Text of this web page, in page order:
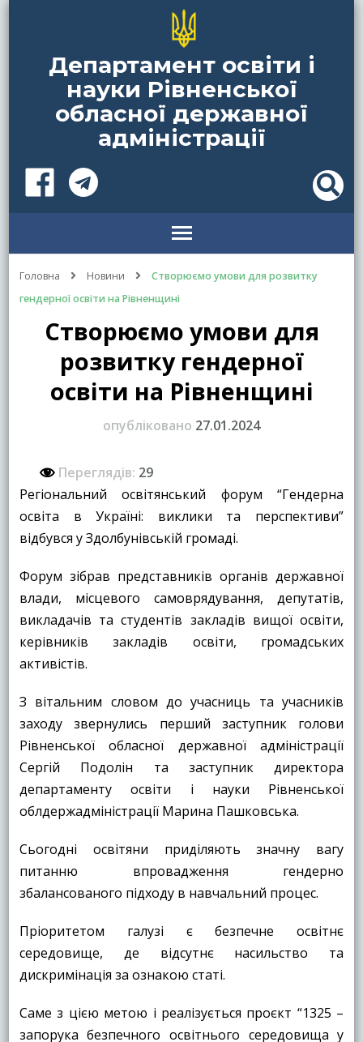
Департамент освіти і
науки Рівненської
обласної державної
адміністрації
Головна Новини
Створюємо умови для розвитку
гендерної освіти на Рівненщині
Створюємо умови для
розвитку гендерної
освіти на Рівненщині
опубліковано 27.01.2024
Переглядів: 29
Регіональний освітянський форум “Гендерна
освіта в Україні: виклики та перспективи”
відбувся у Здолбунівській громаді.
Форум зібрав представників органів державної
влади, місцевого самоврядування, депутатів,
викладачів та студентів закладів вищої освіти,
керівників закладів освіти, громадських
активістів.
З вітальним словом до учасниць та учасників
заходу звернулись перший заступник голови
Рівненської обласної державної адміністрації
Сергій Подолін та заступник директора
департаменту освіти і науки Рівненської
облдержадміністрації Марина Пашковська.
Сьогодні освітяни приділяють значну вагу
питанню впровадження гендерно
збалансованого підходу в навчальний процес.
Пріоритетом галузі є безпечне освітнє
середовище, де відсутнє насильство та
дискримінація за ознакою статі.
Саме з цією метою і реалізується проєкт “1325 –
запорука безпечного освітнього середовища у